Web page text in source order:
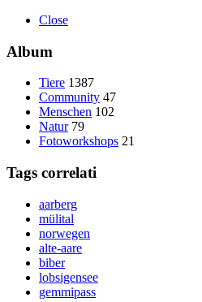
Close
Album
Tiere 1387
Community 47
Menschen 102
Natur 79
Fotoworkshops 21
Tags correlati
aarberg
mülital
norwegen
alte-aare
biber
lobsigensee
gemmipass